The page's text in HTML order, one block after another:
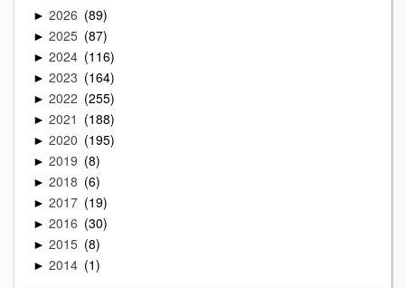
► 2026 89
► 2025 87
► 2024 116
► 2023 164
► 2022 255
► 2021 188
► 2020 195
► 2019 8
► 2018 6
► 2017 19
► 2016 30
► 2015 8
► 2014 1